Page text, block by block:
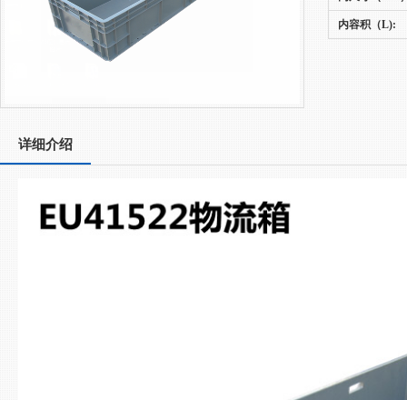
内容积（L):
详细介绍